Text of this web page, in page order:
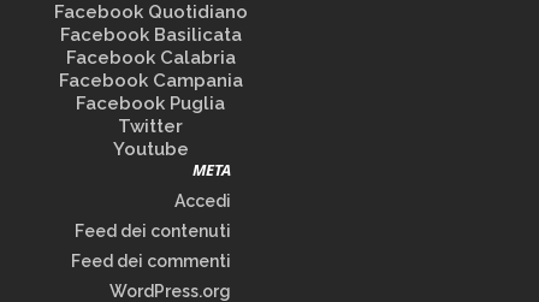
Facebook Quotidiano
Facebook Basilicata
Facebook Calabria
Facebook Campania
Facebook Puglia
Twitter
Youtube
META
Accedi
Feed dei contenuti
Feed dei commenti
WordPress.org